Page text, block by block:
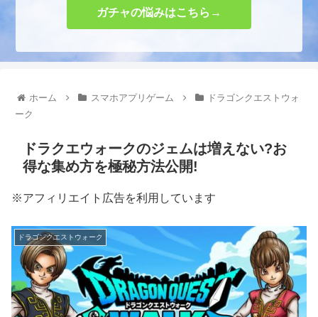
ガチャの悩みはこちら→
ホーム スマホアプリゲーム
ドラゴンクエストウォ
ーク
ドラクエウォークのジェムは増えない?お
得な集め方を極秘方法公開!
※アフィリエイト広告を利用しています
ドラゴンクエストウォーク